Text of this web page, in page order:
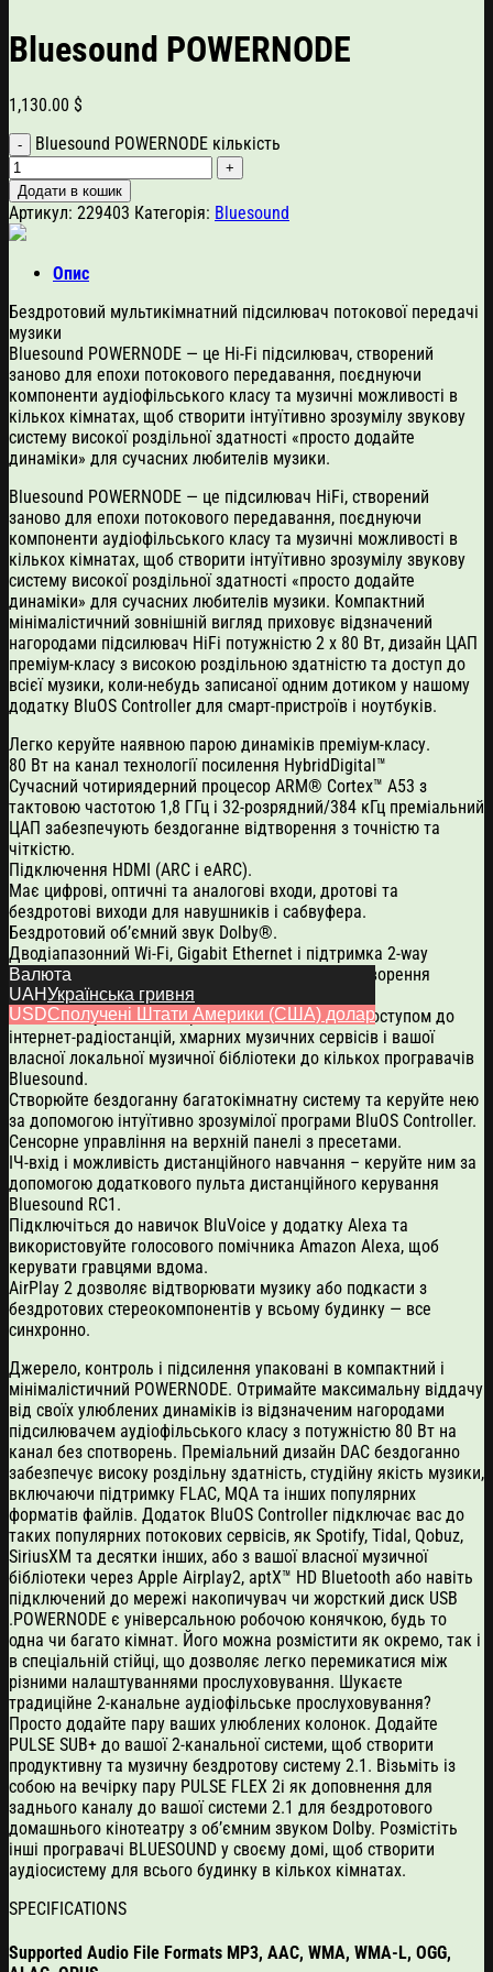
Bluesound POWERNODE
1,130.00 $
Bluesound POWERNODE кількість
Додати в кошик
Артикул: 229403 Категорія: Bluesound
Опис
Бездротовий мультикімнатний підсилювач потокової передачі
музики
Bluesound POWERNODE — це Hi-Fi підсилювач, створений
заново для епохи потокового передавання, поєднуючи
компоненти аудіофільського класу та музичні можливості в
кількох кімнатах, щоб створити інтуїтивно зрозумілу звукову
систему високої роздільної здатності «просто додайте
динаміки» для сучасних любителів музики.
Bluesound POWERNODE — це підсилювач HiFi, створений
заново для епохи потокового передавання, поєднуючи
компоненти аудіофільського класу та музичні можливості в
кількох кімнатах, щоб створити інтуїтивно зрозумілу звукову
систему високої роздільної здатності «просто додайте
динаміки» для сучасних любителів музики. Компактний
мінімалістичний зовнішній вигляд приховує відзначений
нагородами підсилювач HiFi потужністю 2 x 80 Вт, дизайн ЦАП
преміум-класу з високою роздільною здатністю та доступ до
всієї музики, коли-небудь записаної одним дотиком у нашому
додатку BluOS Controller для смарт-пристроїв і ноутбуків.
Легко керуйте наявною парою динаміків преміум-класу.
80 Вт на канал технології посилення HybridDigital™
Сучасний чотириядерний процесор ARM® Cortex™ A53 з
тактовою частотою 1,8 ГГц і 32-розрядний/384 кГц преміальний
ЦАП забезпечують бездоганне відтворення з точністю та
чіткістю.
Підключення HDMI (ARC і eARC).
Має цифрові, оптичні та аналогові входи, дротові та
бездротові виходи для навушників і сабвуфера.
Бездротовий об’ємний звук Dolby®.
Дводіапазонний Wi-Fi, Gigabit Ethernet і підтримка 2-way
Bluetooth aptX™ HD Bluetooth забезпечують відтворення
музики без перерв.
Потокове аудіо високої роздільної здатності з доступом до
інтернет-радіостанцій, хмарних музичних сервісів і вашої
власної локальної музичної бібліотеки до кількох програвачів
Bluesound.
Створюйте бездоганну багатокімнатну систему та керуйте нею
за допомогою інтуїтивно зрозумілої програми BluOS Controller.
Сенсорне управління на верхній панелі з пресетами.
ІЧ-вхід і можливість дистанційного навчання – керуйте ним за
допомогою додаткового пульта дистанційного керування
Bluesound RC1.
Підключіться до навичок BluVoice у додатку Alexa та
використовуйте голосового помічника Amazon Alexa, щоб
керувати гравцями вдома.
AirPlay 2 дозволяє відтворювати музику або подкасти з
бездротових стереокомпонентів у всьому будинку — все
синхронно.
Джерело, контроль і підсилення упаковані в компактний і
мінімалістичний POWERNODE. Отримайте максимальну віддачу
від своїх улюблених динаміків із відзначеним нагородами
підсилювачем аудіофільського класу з потужністю 80 Вт на
канал без спотворень. Преміальний дизайн DAC бездоганно
забезпечує високу роздільну здатність, студійну якість музики,
включаючи підтримку FLAC, MQA та інших популярних
форматів файлів. Додаток BluOS Controller підключає вас до
таких популярних потокових сервісів, як Spotify, Tidal, Qobuz,
SiriusXM та десятки інших, або з вашої власної музичної
бібліотеки через Apple Airplay2, aptX™ HD Bluetooth або навіть
підключений до мережі накопичувач чи жорсткий диск USB
.POWERNODE є універсальною робочою конячкою, будь то
одна чи багато кімнат. Його можна розмістити як окремо, так і
в спеціальній стійці, що дозволяє легко перемикатися між
різними налаштуваннями прослуховування. Шукаєте
традиційне 2-канальне аудіофільське прослуховування?
Просто додайте пару ваших улюблених колонок. Додайте
PULSE SUB+ до вашої 2-канальної системи, щоб створити
продуктивну та музичну бездротову систему 2.1. Візьміть із
собою на вечірку пару PULSE FLEX 2i як доповнення для
заднього каналу до вашої системи 2.1 для бездротового
домашнього кінотеатру з об’ємним звуком Dolby. Розмістіть
інші програвачі BLUESOUND у своєму домі, щоб створити
аудіосистему для всього будинку в кількох кімнатах.
SPECIFICATIONS
Supported Audio File Formats MP3, AAC, WMA, WMA-L, OGG,
Валюта
UAHУкраїнська гривня
USDСполучені Штати Америки (США) долар